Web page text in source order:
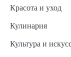
Красота и уход
Кулинария
Культура и